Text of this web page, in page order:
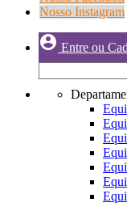
Nosso Instagram
account_circle Entre ou